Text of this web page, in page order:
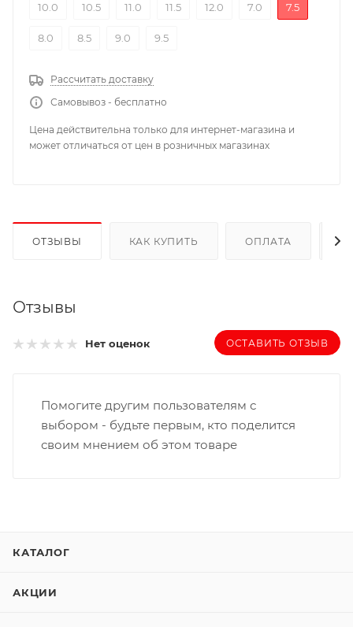
10.0
10.5 11.0 11.5 12.0 7.0 7.5
8.0 8.5 9.0 9.5
Рассчитать доставку
Самовывоз - бесплатно
Цена действительна только для интернет-магазина и
может отличаться от цен в розничных магазинах
ОТЗЫВЫ КАК КУПИТЬ ОПЛАТА
Отзывы
Нет оценок ОСТАВИТЬ ОТЗЫВ
Помогите другим пользователям с
выбором - будьте первым, кто поделится
своим мнением об этом товаре
КАТАЛОГ
АКЦИИ